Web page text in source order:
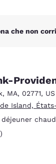
che non
, MA, 02771, US
Island,
1019